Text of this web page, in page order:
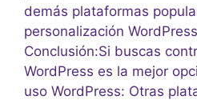
demás plataformas
personalización
Conclusión:Si buscas
WordPress es la mejor
uso WordPress: Otras